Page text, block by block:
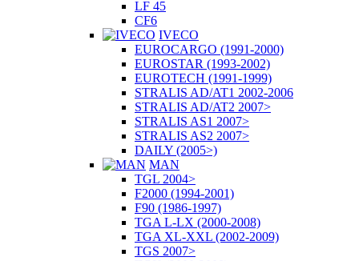
LF 45
CF6
IVECO
EUROCARGO (1991-2000)
EUROSTAR (1993-2002)
EUROTECH (1991-1999)
STRALIS AD/AT1 2002-2006
STRALIS AD/AT2 2007>
STRALIS AS1 2007>
STRALIS AS2 2007>
DAILY (2005>)
MAN
TGL 2004>
F2000 (1994-2001)
F90 (1986-1997)
TGA L-LX (2000-2008)
TGA XL-XXL (2002-2009)
TGS 2007>